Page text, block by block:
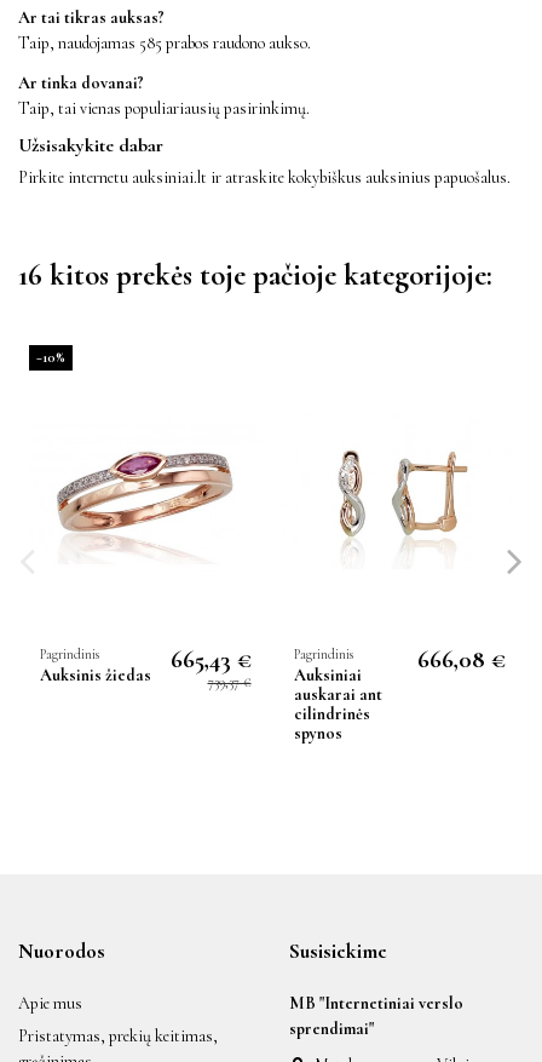
Ar tai tikras auksas?
Taip, naudojamas 585 prabos raudono aukso.
Ar tinka dovanai?
Taip, tai vienas populiariausių pasirinkimų.
Užsisakykite dabar
Pirkite internetu auksiniai.lt ir atraskite kokybiškus auksinius papuošalus.
16 kitos prekės toje pačioje kategorijoje:
−10%
Pagrindinis
Auksinis žiedas
665,43 €
739,37 €
Pagrindinis
Auksiniai
auskarai ant
cilindrinės
spynos
666,08 €
Nuorodos
Apie mus
Pristatymas, prekių keitimas,
Susisiekime
MB "Internetiniai verslo
sprendimai"